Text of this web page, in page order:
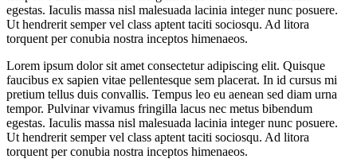
egestas. Iaculis massa nisl malesuada lacinia integer nunc posuere.
Ut hendrerit semper vel class aptent taciti sociosqu. Ad litora
torquent per conubia nostra inceptos himenaeos.
Lorem ipsum dolor sit amet consectetur adipiscing elit. Quisque
faucibus ex sapien vitae pellentesque sem placerat. In id cursus mi
pretium tellus duis convallis. Tempus leo eu aenean sed diam urna
tempor. Pulvinar vivamus fringilla lacus nec metus bibendum
egestas. Iaculis massa nisl malesuada lacinia integer nunc posuere.
Ut hendrerit semper vel class aptent taciti sociosqu. Ad litora
torquent per conubia nostra inceptos himenaeos.